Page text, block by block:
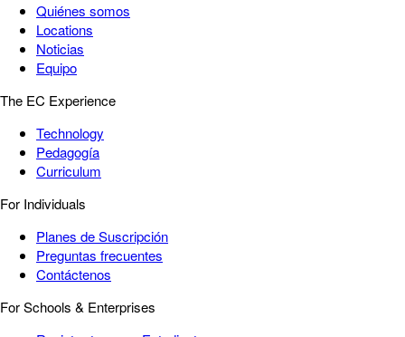
Quiénes somos
Locations
Noticias
Equipo
The EC Experience
Technology
Pedagogía
Curriculum
For Individuals
Planes de Suscripción
Preguntas frecuentes
Contáctenos
For Schools & Enterprises